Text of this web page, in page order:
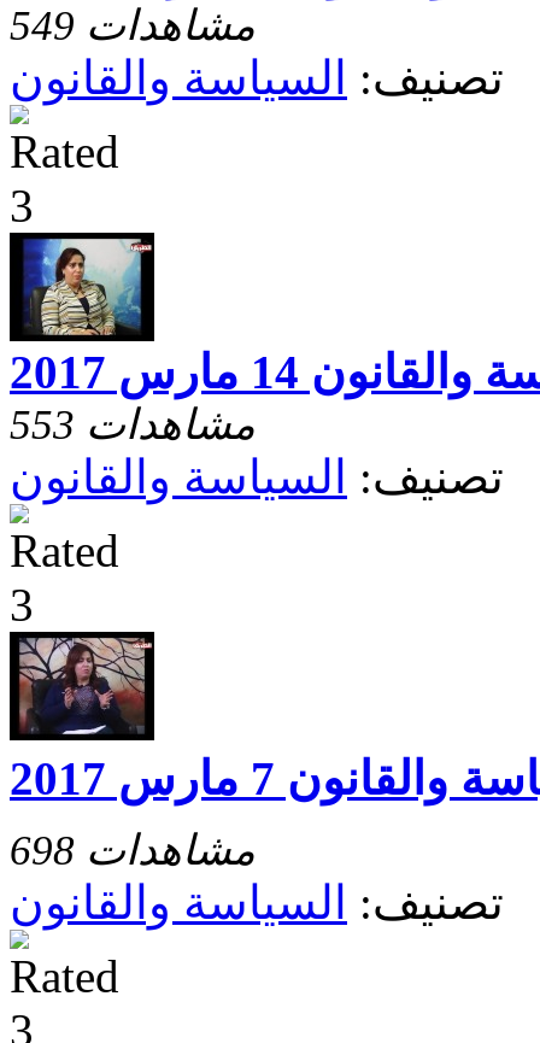
549 مشاهدات
تصنيف: السياسة والقانون
14 مارس 2017
553 مشاهدات
تصنيف: السياسة والقانون
698 مشاهدات
تصنيف: السياسة والقانون